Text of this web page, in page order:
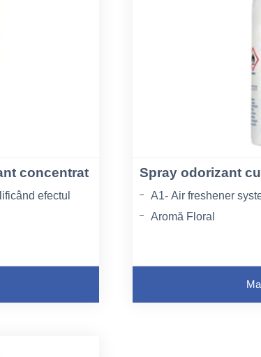
concentrat
efectul
Spray odorizant
A1- Air freshener
Aromă Floral